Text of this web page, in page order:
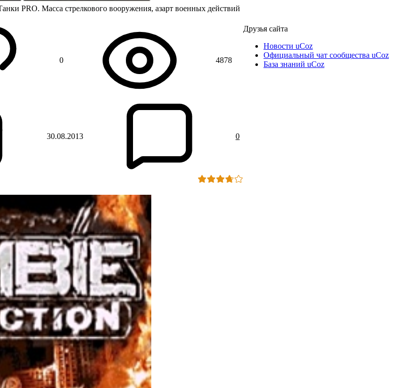
PRO. Масса стрелкового вооружения, азарт военных действий
0 4878
30.08.2013 0
Друзья сайта
Новости uCoz
Официальный чат сообщества uCoz
База знаний uCoz